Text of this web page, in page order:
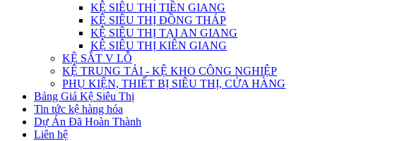
KỆ SIÊU THỊ TIỀN GIANG
KỆ SIÊU THỊ ĐỒNG THÁP
KỆ SIÊU THỊ TẠI AN GIANG
KỆ SIÊU THỊ KIÊN GIANG
KỆ SẮT V LỖ
KỆ TRUNG TẢI - KỆ KHO CÔNG NGHIỆP
PHỤ KIỆN, THIẾT BỊ SIÊU THỊ, CỬA HÀNG
Bảng Giá Kệ Siêu Thị
Tin tức kệ hàng hóa
Dự Án Đã Hoàn Thành
Liên hệ